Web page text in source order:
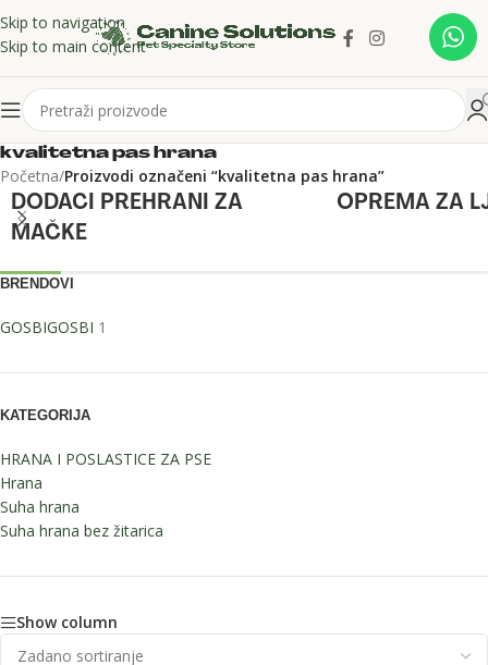
Skip to navigation
Skip to main content
kvalitetna pas hrana
Početna/Proizvodi označeni “kvalitetna pas hrana”
DODACI PREHRANI ZA
MAČKE
OPREMA ZA
BRENDOVI
GOSBIGOSBI 1
KATEGORIJA
HRANA I POSLASTICE ZA PSE
Hrana
Suha hrana
Suha hrana bez žitarica
Show column